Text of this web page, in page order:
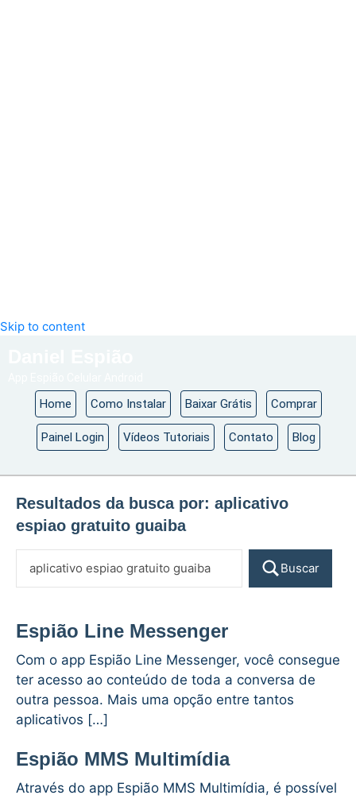
Skip to content
Home Como Instalar Baixar Grátis Comprar
Painel Login Vídeos Tutoriais Contato Blog
Resultados da busca por: aplicativo
espiao gratuito guaiba
Buscar
Espião Line Messenger
Com o app Espião Line Messenger, você consegue
ter acesso ao conteúdo de toda a conversa de
outra pessoa. Mais uma opção entre tantos
aplicativos […]
Espião MMS Multimídia
Através do app Espião MMS Multimídia, é possível